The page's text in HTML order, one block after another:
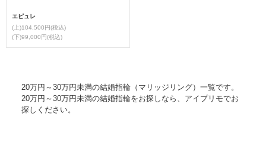
エピュレ
(上)104,500円(税込)
(下)99,000円(税込)
20万円～30万円未満の結婚指輪（マリッジリング）一覧です。
20万円～30万円未満の結婚指輪をお探しなら、アイプリモでお
探しください。